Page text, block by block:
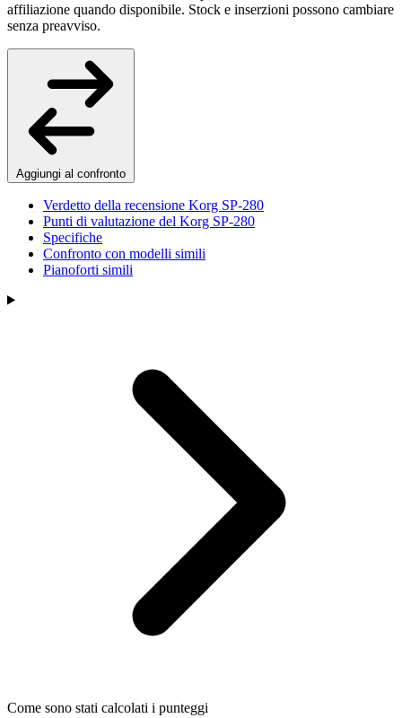
affiliazione quando disponibile. Stock e inserzioni possono cambiare
senza preavviso.
Aggiungi al confronto
Verdetto della recensione Korg SP-280
Punti di valutazione del Korg SP-280
Specifiche
Confronto con modelli simili
Pianoforti simili
Come sono stati calcolati i punteggi